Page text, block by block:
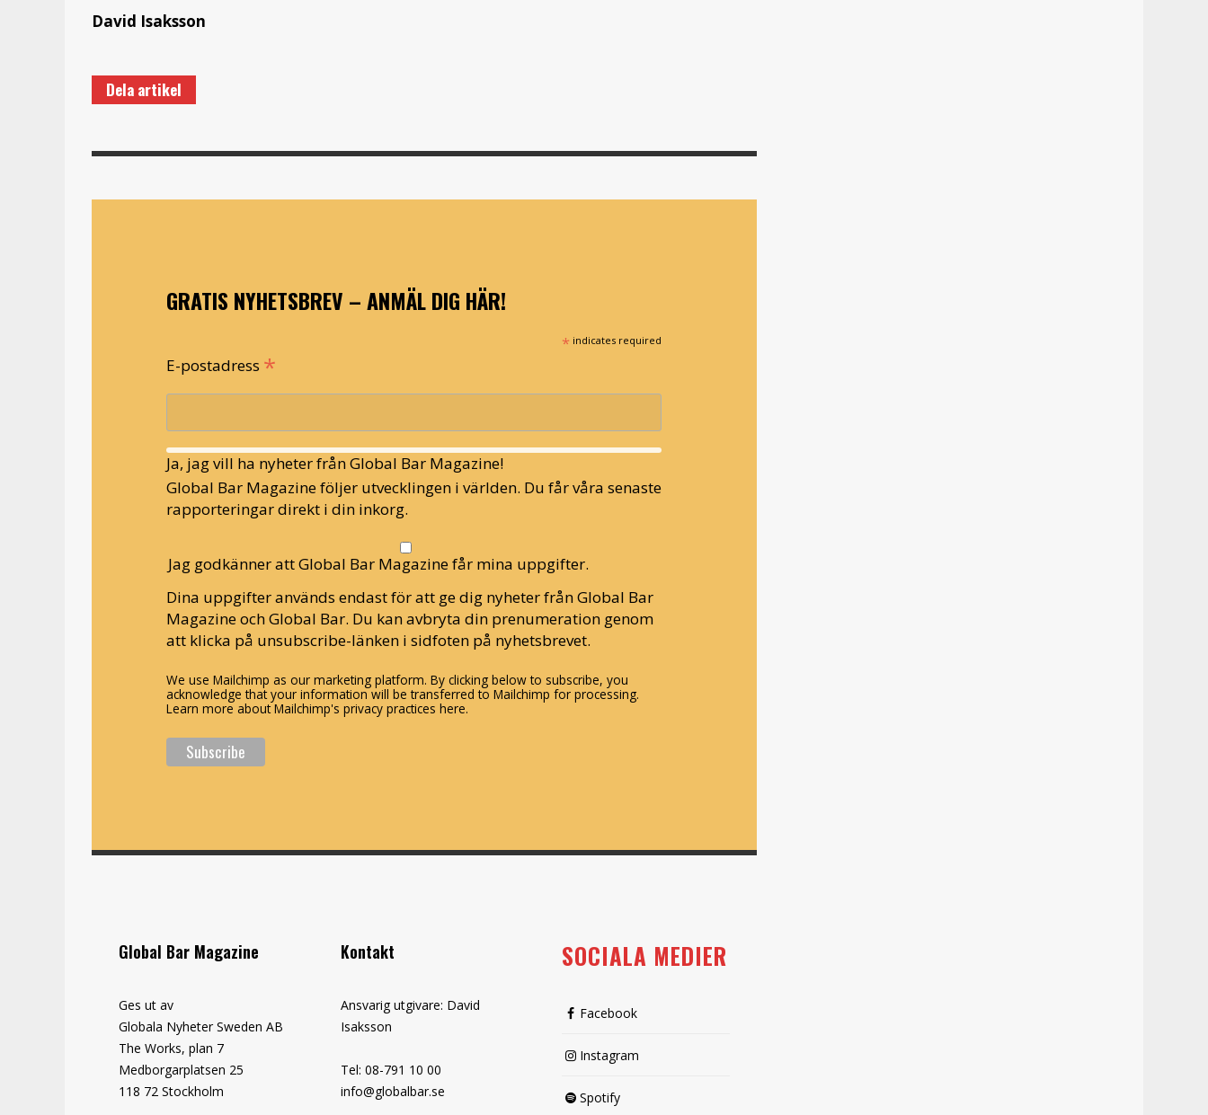
David Isaksson
Dela artikel
GRATIS NYHETSBREV – ANMÄL DIG HÄR!
* indicates required
E-postadress *
Ja, jag vill ha nyheter från Global Bar Magazine!
Global Bar Magazine följer utvecklingen i världen. Du får våra senaste
rapporteringar direkt i din inkorg.
Jag godkänner att Global Bar Magazine får mina uppgifter.
Dina uppgifter används endast för att ge dig nyheter från Global Bar
Magazine och Global Bar. Du kan avbryta din prenumeration genom
att klicka på unsubscribe-länken i sidfoten på nyhetsbrevet.
We use Mailchimp as our marketing platform. By clicking below to subscribe, you
acknowledge that your information will be transferred to Mailchimp for processing.
Learn more about Mailchimp's privacy practices here.
Global Bar Magazine
Ges ut av
Globala Nyheter Sweden AB
The Works, plan 7
Medborgarplatsen 25
118 72 Stockholm
Kontakt
Ansvarig utgivare: David
Isaksson
Tel: 08-791 10 00
info@globalbar.se
SOCIALA MEDIER
Facebook
Instagram
Spotify